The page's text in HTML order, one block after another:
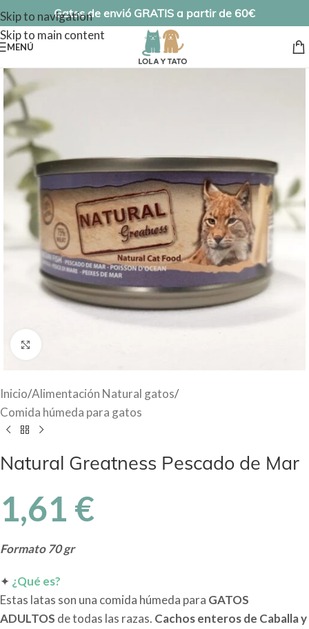
Skip to navigation
Skip to main content
Gatos de envió GRATIS a partir de 60€
MENÚ
Haga Click para agrandar
Inicio/Alimentación Natural gatos/
Comida húmeda para gatos
Natural Greatness Pescado de Mar
1,61 €
Formato 70 gr
✦ ¿Qué es?
Estas latas son una comida húmeda para GATOS
ADULTOS de todas las razas. Cachos enteros de Caballa y